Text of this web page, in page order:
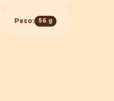
Peso: 56 g